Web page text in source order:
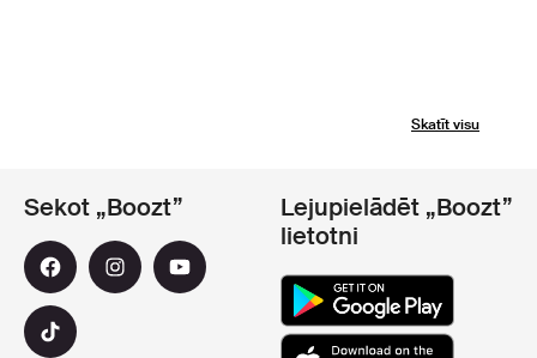
Skatīt visu
Sekot „Boozt”
Lejupielādēt „Boozt”
lietotni